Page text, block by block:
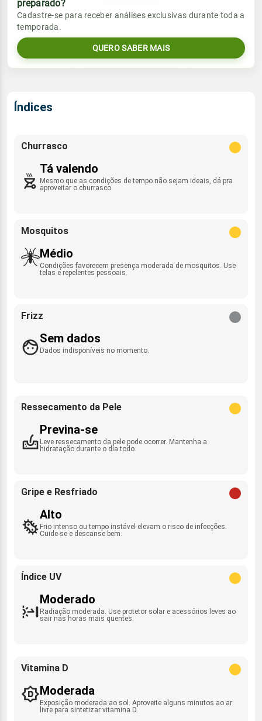
Umidade do ar
14%66%
Rajada de vento
Sol
01:43h às 16:39h
Lua
Chuva
0.6mm
Umidade do ar
Vento
NW - 15km/h
Rajada de vento
Sol
preparado?
Cadastre-se para receber análises exclusivas durante toda a
temporada.
QUERO SABER MAIS
Índices
Churrasco
Tá valendo
Mesmo que as condições de tempo não sejam ideais, dá pra
aproveitar o churrasco.
Mosquitos
Médio
Condições favorecem presença moderada de mosquitos. Use
telas e repelentes pessoais.
Frizz
Sem dados
Dados indisponíveis no momento.
Ressecamento da Pele
Previna-se
Leve ressecamento da pele pode ocorrer. Mantenha a
hidratação durante o dia todo.
Gripe e Resfriado
Alto
Frio intenso ou tempo instável elevam o risco de infecções.
Cuide-se e descanse bem.
Índice UV
Moderado
Radiação moderada. Use protetor solar e acessórios leves ao
sair nas horas mais quentes.
Vitamina D
Moderada
Exposição moderada ao sol. Aproveite alguns minutos ao ar
livre para sintetizar vitamina D.